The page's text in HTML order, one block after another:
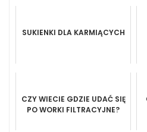
SUKIENKI DLA KARMIĄCYCH
CZY WIECIE GDZIE UDAĆ SIĘ
PO WORKI FILTRACYJNE?